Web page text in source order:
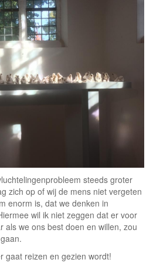
steeds groter
zich op of wij de mens niet vergeten
enorm is, dat we denken in
wil ik niet zeggen dat er voor
als we ons best doen en willen, zou
gaat reizen en gezien wordt!